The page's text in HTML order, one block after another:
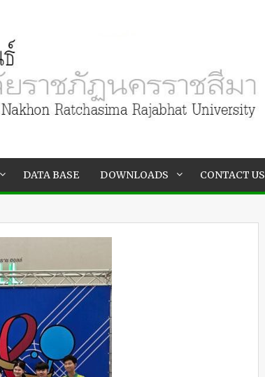
DATA BASE DOWNLOADS CONTACT US